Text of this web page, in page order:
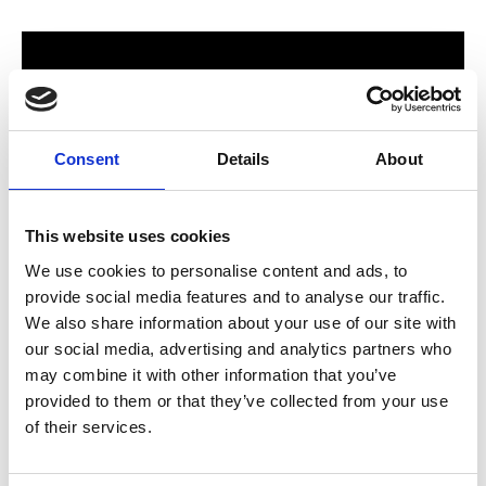
Consent Details About
This website uses cookies
We use cookies to personalise content and ads, to
provide social media features and to analyse our traffic.
We also share information about your use of our site with
our social media, advertising and analytics partners who
may combine it with other information that you’ve
provided to them or that they’ve collected from your use
of their services.
För hela familjen
2024 stod Varbergs nya butik och bygglagar klart. Förmodligen
ett av Sveriges mest välsorterade byggvaruhus som välkomnar
både dig som konsument och proffskund. Varbergs Trä har allt